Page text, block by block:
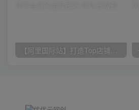
【阿里国际站】打造Top店铺&获得优质询盘客户，​95%的国际站讲师不会说的运营技巧